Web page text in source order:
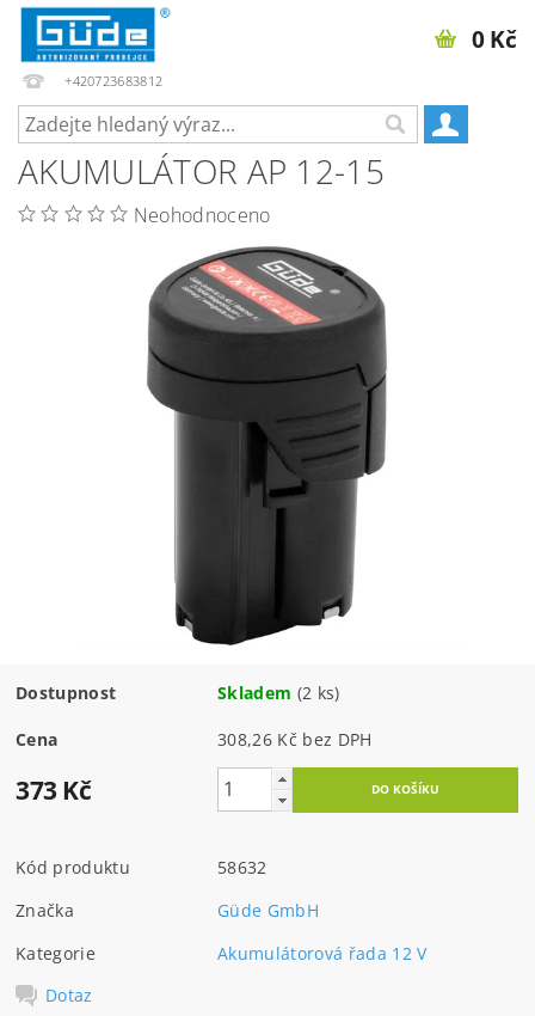
+420723683812
0 Kč
AKUMULÁTOR AP 12-15
Neohodnoceno
Dostupnost Skladem (2 ks)
Cena 308,26 Kč bez DPH
373 Kč
Kód produktu
58632
Značka
Güde GmbH
Kategorie
Akumulátorová řada 12 V
Dotaz